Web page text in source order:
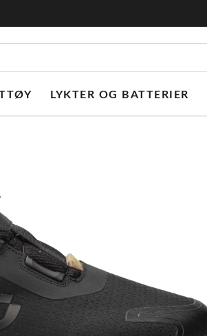
LYKTER OG BATTERIER